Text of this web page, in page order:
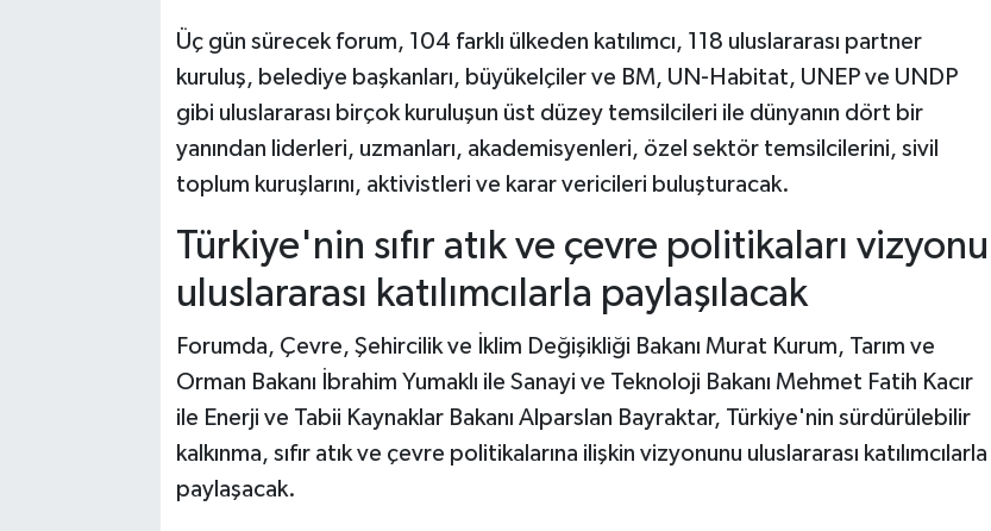
Üç gün sürecek forum, 104 farklı ülkeden katılımcı, 118 uluslararası partner
kuruluş, belediye başkanları, büyükelçiler ve BM, UN-Habitat, UNEP ve UNDP
gibi uluslararası birçok kuruluşun üst düzey temsilcileri ile dünyanın dört bir
yanından liderleri, uzmanları, akademisyenleri, özel sektör temsilcilerini, sivil
toplum kuruşlarını, aktivistleri ve karar vericileri buluşturacak.
Türkiye'nin sıfır atık ve çevre politikaları vizyonu
uluslararası katılımcılarla paylaşılacak
Forumda, Çevre, Şehircilik ve İklim Değişikliği Bakanı Murat Kurum, Tarım ve
Orman Bakanı İbrahim Yumaklı ile Sanayi ve Teknoloji Bakanı Mehmet Fatih Kacır
ile Enerji ve Tabii Kaynaklar Bakanı Alparslan Bayraktar, Türkiye'nin sürdürülebilir
kalkınma, sıfır atık ve çevre politikalarına ilişkin vizyonunu uluslararası katılımcılarla
paylaşacak.